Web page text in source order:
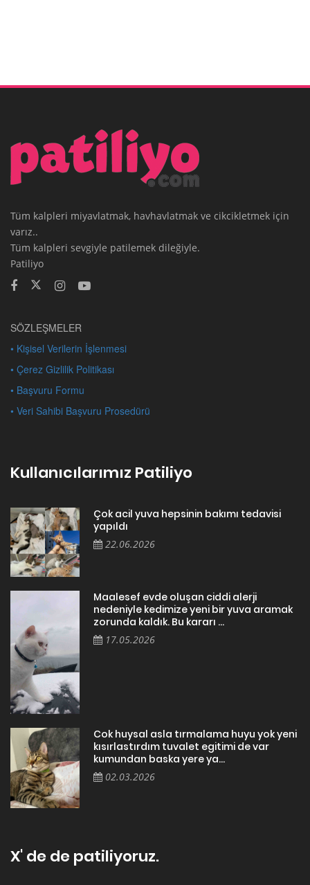
Tüm kalpleri miyavlatmak, havhavlatmak ve cikcikletmek için
varız..
Tüm kalpleri sevgiyle patilemek dileğiyle.
Patiliyo
SÖZLEŞMELER
• Kişisel Verilerin İşlenmesi
• Çerez Gizlilik Politikası
• Başvuru Formu
• Veri Sahibi Başvuru Prosedürü
Kullanıcılarımız Patiliyo
Çok acil yuva hepsinin bakımı tedavisi
yapıldı
22.06.2026
Maalesef evde oluşan ciddi alerji
nedeniyle kedimize yeni bir yuva aramak
zorunda kaldık. Bu kararı ...
17.05.2026
Cok huysal asla tırmalama huyu yok yeni
kısırlastırdım tuvalet egitimi de var
kumundan baska yere ya...
02.03.2026
X' de de patiliyoruz.